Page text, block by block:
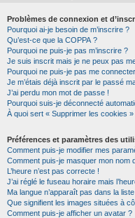
Problèmes de connexion et
Pourquoi ai-je besoin de m’inscrire ?
Qu’est-ce que la COPPA ?
Pourquoi ne puis-je pas m’inscrire ?
Je suis inscrit mais je ne peux pas
Pourquoi ne puis-je pas me
Je m’étais déjà inscrit par le passé
J’ai perdu mon mot de passe !
Pourquoi suis-je déconnecté
À quoi sert « Supprimer les cookies »
Préférences et paramètres des
Comment puis-je modifier mes
Comment puis-je masquer mon nom
L’heure n’est pas correcte !
J’ai réglé le fuseau horaire mais
Ma langue n’apparaît pas dans la liste
Que signifient les images situées à
Comment puis-je afficher un avatar ?